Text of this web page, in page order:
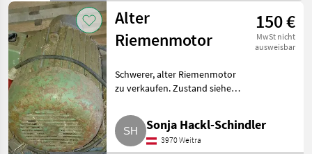
/ Sonstige
Immobilien
Alter
Riemenmotor
150 €
MwSt nicht
ausweisbar
Schwerer, alter Riemenmotor
zu verkaufen. Zustand siehe
Selbstabholung. Privatverkauf,
keine Rücknahme, Garantie und
Gewährleistung. R
Sonja Hackl-Schindler
3970 Weitra